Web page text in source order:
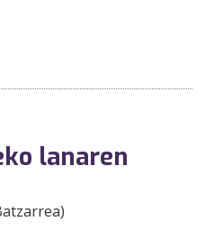
lanaren